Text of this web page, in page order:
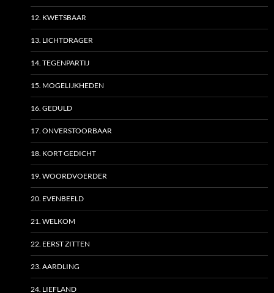
12. KWETSBAAR
13. LICHTDRAGER
14. TEGENPARTIJ
15. MOGELIJKHEDEN
16. GEDULD
17. ONVERSTOORBAAR
18. KORT GEDICHT
19. WOORDVOERDER
20. EVENBEELD
21. WELKOM
22. EERST ZITTEN
23. AARDLING
24. LIEFLAND